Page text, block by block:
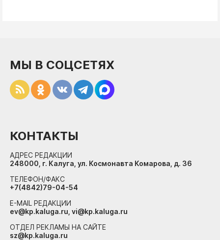
МЫ В СОЦСЕТЯХ
КОНТАКТЫ
АДРЕС РЕДАКЦИИ
248000, г. Калуга, ул. Космонавта Комарова, д. 36
ТЕЛЕФОН/ФАКС
+7(4842)79-04-54
E-MAIL РЕДАКЦИИ
ev@kp.kaluga.ru, vi@kp.kaluga.ru
ОТДЕЛ РЕКЛАМЫ НА САЙТЕ
sz@kp.kaluga.ru